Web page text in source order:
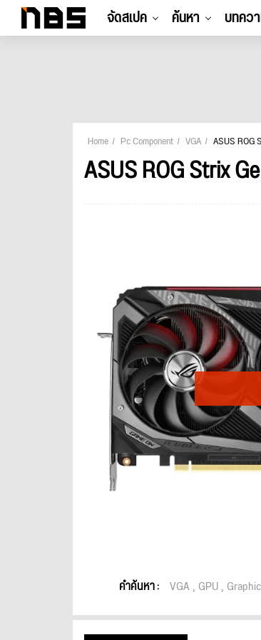
จัดสเปค ค้นหา บทคว
Home Pc Component VGA ASUS ROG
ASUS ROG Strix
คำค้นหา : VGA GPU